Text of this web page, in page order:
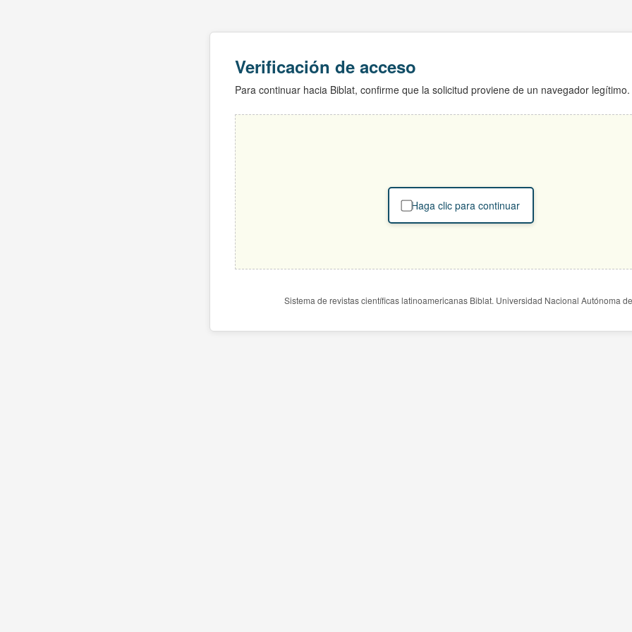
Verificación de acceso
Para continuar hacia Biblat, confirme que la solicitud proviene de un navegador legítimo.
Haga clic para continuar
Sistema de revistas científicas latinoamericanas Biblat. Universidad Nacional Autónoma